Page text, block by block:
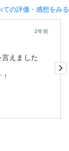
ての評価・感想をみる
2年前
えました